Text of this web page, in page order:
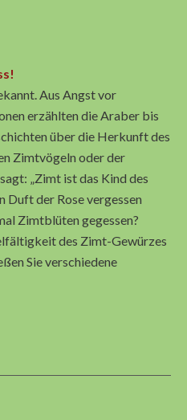
Aus Angst vor
erzählten die Araber bis
über die Herkunft des
Zimtvögeln oder der
„Zimt ist das Kind des
Duft der Rose vergessen
Zimtblüten gegessen?
des Zimt-Gewürzes
Sie verschiedene